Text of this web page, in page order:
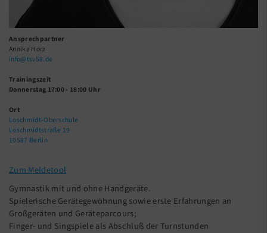
Ansprechpartner
Annika Horz
info@tsv58.de
Trainingszeit
Donnerstag 17:00 - 18:00 Uhr
Ort
Loschmidt-Oberschule
Loschmidtstraße 19
10587 Berlin
Zum Meldetool
Gymnastik mit und ohne Handgeräte.
Spielerische Gerätegewöhnung sowie erste Erfahrungen an
Großgeräten und Geräteparcours;
Finger- und Singspiele als Abschluß der Turnstunden